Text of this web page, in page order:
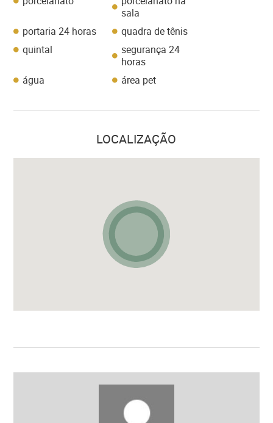
sala
portaria 24 horas
quadra de tênis
quintal
segurança 24
horas
água
área pet
LOCALIZAÇÃO